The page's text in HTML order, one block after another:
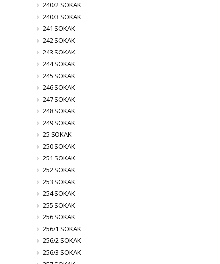
240/2 SOKAK
240/3 SOKAK
241 SOKAK
242 SOKAK
243 SOKAK
244 SOKAK
245 SOKAK
246 SOKAK
247 SOKAK
248 SOKAK
249 SOKAK
25 SOKAK
250 SOKAK
251 SOKAK
252 SOKAK
253 SOKAK
254 SOKAK
255 SOKAK
256 SOKAK
256/1 SOKAK
256/2 SOKAK
256/3 SOKAK